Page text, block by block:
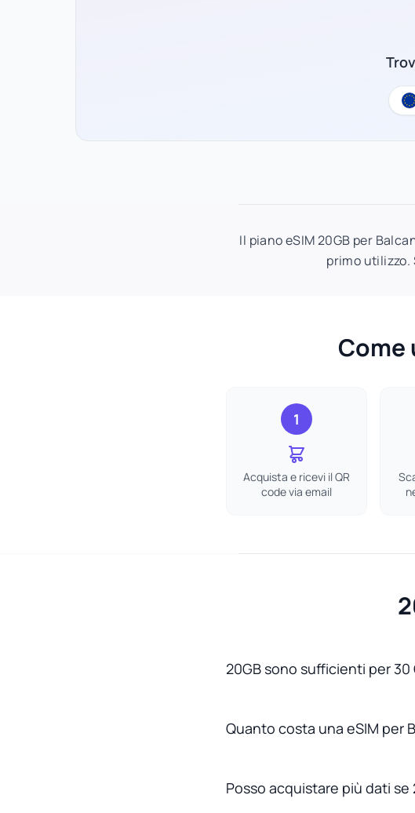
Il piano eSIM 20GB per
primo utilizzo.
Come
1
Acquista e ricevi il QR
code via email
20GB sono sufficienti per 30
Quanto costa una eSIM per
Posso acquistare più dati se